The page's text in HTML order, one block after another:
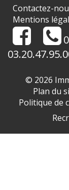
Contactez-
Mentions
© 2026
Plan du
Politique de